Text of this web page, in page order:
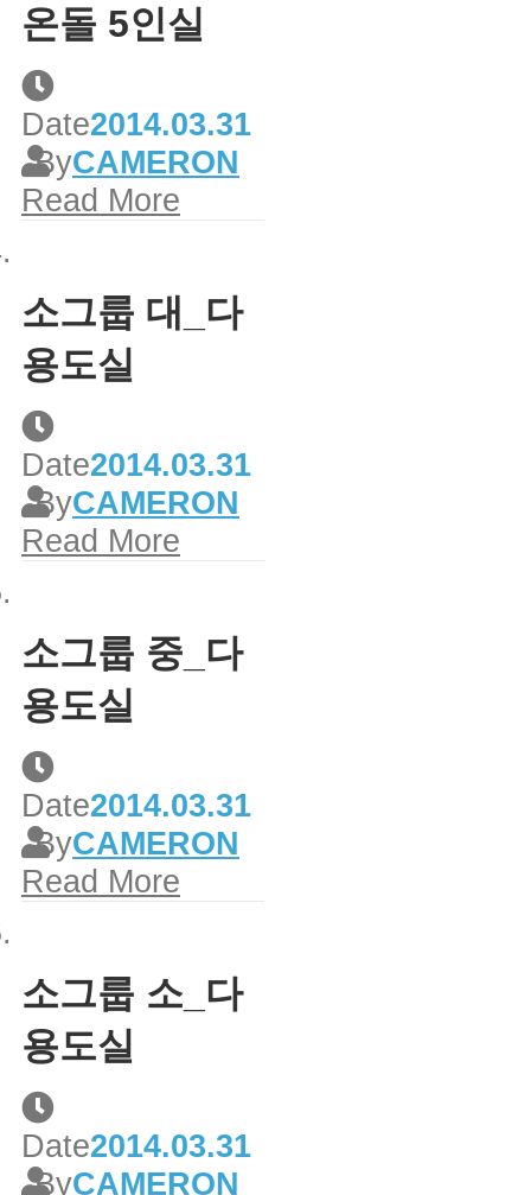
온돌 5인실
Date2014.03.31
ByCAMERON
Read More
소그룹 대_다
용도실
Date2014.03.31
ByCAMERON
Read More
소그룹 중_다
용도실
Date2014.03.31
ByCAMERON
Read More
소그룹 소_다
용도실
Date2014.03.31
ByCAMERON